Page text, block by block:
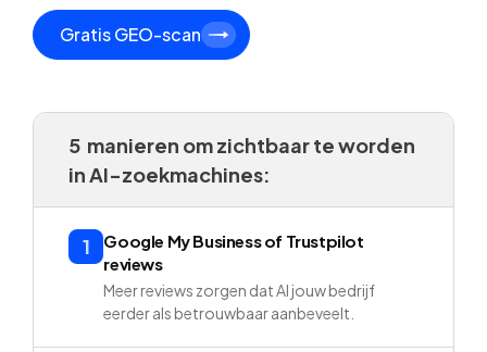
Gratis GEO-scan
5 manieren om zichtbaar te worden
in AI-zoekmachines:
1
Google My Business of Trustpilot
reviews
Meer reviews zorgen dat AI jouw bedrijf
eerder als betrouwbaar aanbeveelt.